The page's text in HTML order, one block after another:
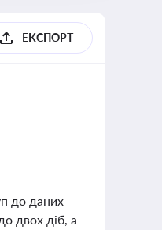
ЕКСПОРТ
до даних
двох діб, а